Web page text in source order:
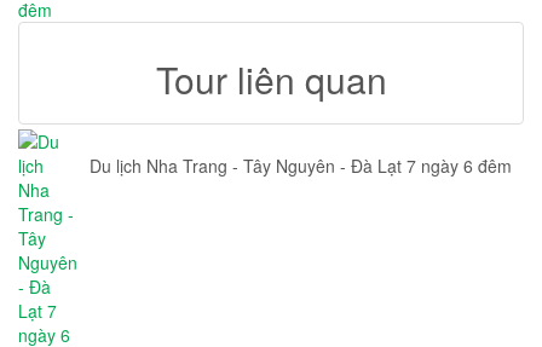
Tour liên quan
Du lịch Nha Trang - Tây Nguyên - Đà Lạt 7 ngày 6 đêm